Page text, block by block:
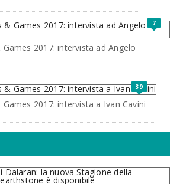
7
2017: intervista ad Angelo
39
2017: intervista a Ivan Cavini